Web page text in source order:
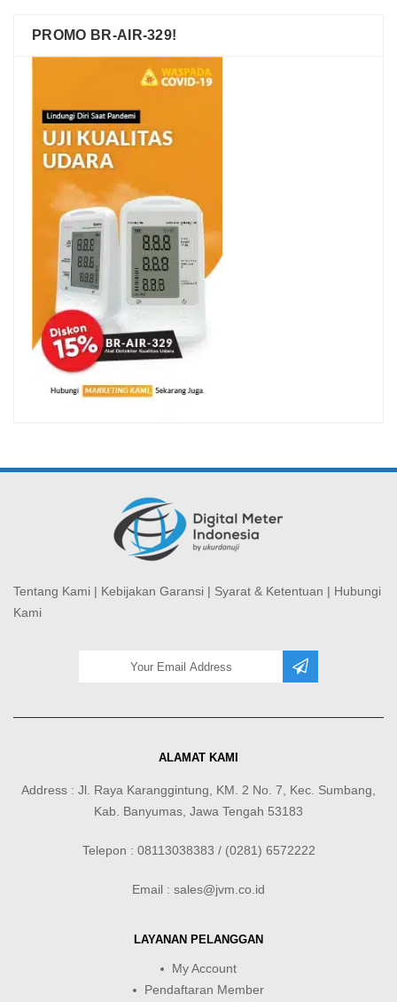
PROMO BR-AIR-329!
Tentang Kami | Kebijakan Garansi | Syarat & Ketentuan | Hubungi
Kami
ALAMAT KAMI
Address : Jl. Raya Karanggintung, KM. 2 No. 7, Kec. Sumbang,
Kab. Banyumas, Jawa Tengah 53183
Telepon : 08113038383 / (0281) 6572222
Email : sales@jvm.co.id
LAYANAN PELANGGAN
My Account
Pendaftaran Member